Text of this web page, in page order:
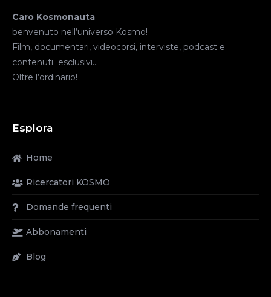
Caro Kosmonauta
benvenuto nell’universo Kosmo!
Film, documentari, videocorsi, interviste, podcast e
contenuti esclusivi…
Oltre l’ordinario!
Esplora
Home
Ricercatori KOSMO
Domande frequenti
Abbonamenti
Blog